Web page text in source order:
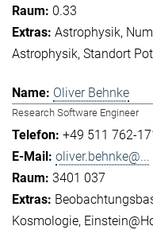
0.33
Astrophysik
Astrophysik Standort
Oliver Behnke
Research Software Engineer
+49 511 762-
oliver.behnke@...
3401 037
Kosmologie